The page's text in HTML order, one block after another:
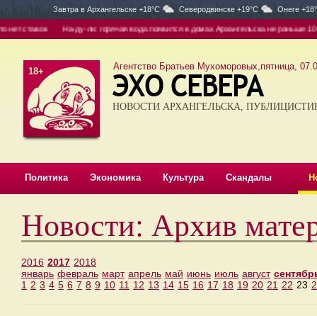
Завтра в Архангельске +18°C Северодвинске +19°C Онеге
На-ду-ли: горячая вода появится в домах Архангельска не раньше 10 августа
18+ Агентство Братьев Мухоморовых,пятница,
НОВОСТИ АРХАНГЕЛЬСКА,
Политика Экономика Культура Скандалы
Новости: Архив
2016 2017 2018
январь февраль март апрель май июнь июль август
1 2 3 4 5 6 7 8 9 10 11 12 13 14 15 16 17 18 19 20 21 22 23